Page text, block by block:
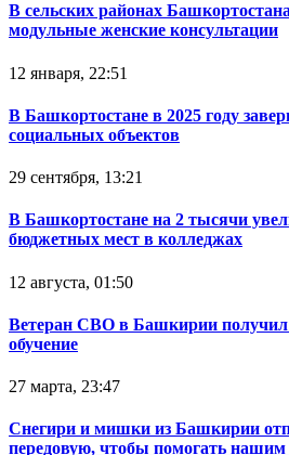
В сельских районах
модульные женские консультации
12 января, 22:51
В Башкортостане в 2025 году
социальных объектов
29 сентября, 13:21
В Башкортостане на 2 тысячи
бюджетных мест в колледжах
12 августа, 01:50
Ветеран СВО в Башкирии получил
обучение
27 марта, 23:47
Снегири и мишки из Башкирии
передовую, чтобы помогать